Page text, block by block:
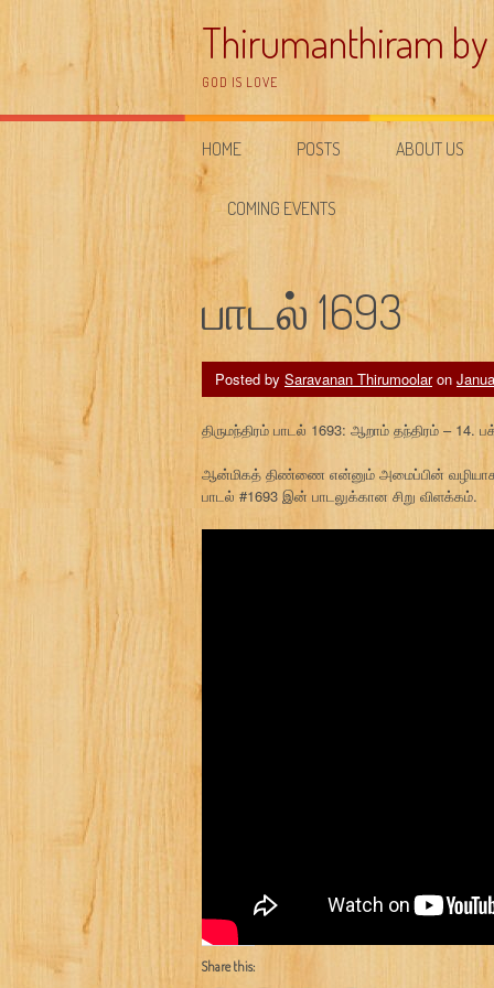
Thirumanthiram
GOD IS LOVE
HOME POSTS ABOUT US
COMING EVENTS
பாடல் 1693
Posted by Saravanan Thirumoolaron
திருமந்திரம் பாடல் 1693: ஆறாம் தந்திரம் –
ஆன்மிகத் திண்ணை என்னும் அமைப்பின் வழியாக
பாடல் #1693 இன் பாடலுக்கான சிறு விளக்கம்.
Share this: